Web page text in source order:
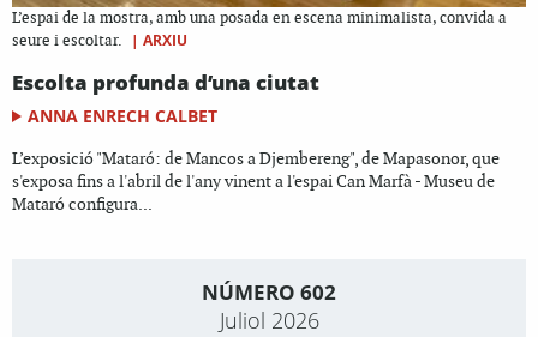
L’espai de la mostra, amb una posada en escena minimalista, convida a
seure i escoltar.
| ARXIU
Escolta profunda d’una ciutat
ANNA ENRECH CALBET
L’exposició "Mataró: de Mancos a Djembereng", de Mapasonor, que
s'exposa fins a l'abril de l'any vinent a l'espai Can Marfà - Museu de
Mataró configura...
NÚMERO 602
Juliol 2026